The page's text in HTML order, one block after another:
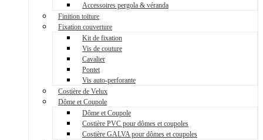
Accessoires pergola & véranda
Finition toiture
Fixation couverture
Kit de fixation
Vis de couture
Cavalier
Pontet
Vis auto-perforante
Costière de Velux
Dôme et Coupole
Dôme et Coupole
Costière PVC pour dômes et coupoles
Costière GALVA pour dômes et coupoles